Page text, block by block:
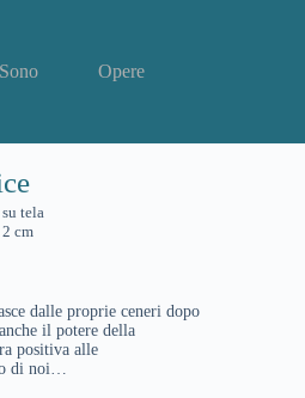
Opere
tela
cm
dalle proprie ceneri dopo
il potere della
positiva alle
di noi…